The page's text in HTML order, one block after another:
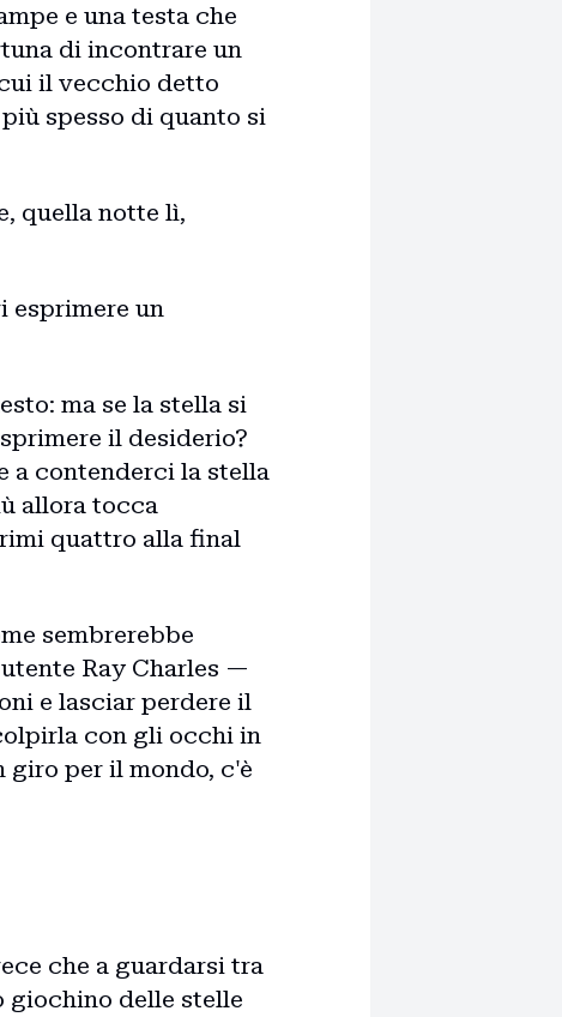
e una testa che
di incontrare un
il vecchio detto
spesso di quanto si
quella notte lì,
esprimere un
ma se la stella si
il desiderio?
a contenderci la stella
allora tocca
quattro alla final
sembrerebbe
Ray Charles —
e lasciar perdere il
con gli occhi in
giro per il mondo, c'è
che a guardarsi tra
giochino delle stelle